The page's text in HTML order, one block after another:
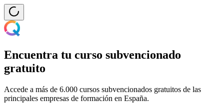
Encuentra tu curso subvencionado
gratuito
Accede a más de 6.000 cursos subvencionados gratuitos de las
principales empresas de formación en España.